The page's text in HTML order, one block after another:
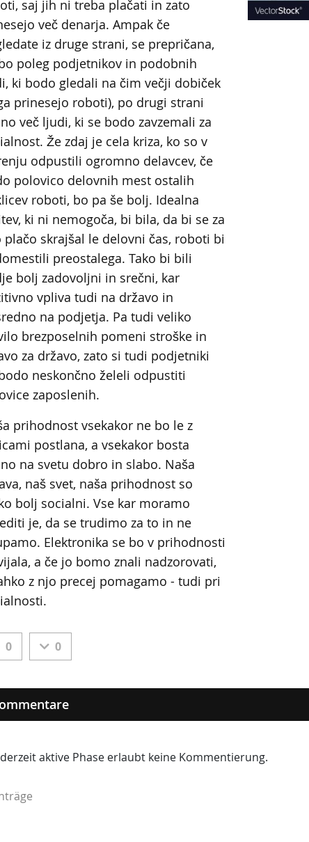
saj jih ni treba plačati in zato
več denarja. Ampak če
iz druge strani, se prepričana,
poleg podjetnikov in podobnih
ki bodo gledali na čim večji dobiček
prinesejo roboti), po drugi strani
več ljudi, ki se bodo zavzemali za
Že zdaj je cela kriza, ko so v
odpustili ogromno delavcev, če
polovico delovnih mest ostalih
roboti, bo pa še bolj. Idealna
ki ni nemogoča, bi bila, da bi se za
plačo skrajšal le delovni čas, roboti bi
preostalega. Tako bi bili
bolj zadovoljni in srečni, kar
vpliva tudi na državo in
na podjetja. Pa tudi veliko
brezposelnih pomeni stroške in
za državo, zato si tudi podjetniki
neskončno želeli odpustiti
zaposlenih.
prihodnost vsekakor ne bo le z
postlana, a vsekakor bosta
na svetu dobro in slabo. Naša
naš svet, naša prihodnost so
bolj socialni. Vse kar moramo
je, da se trudimo za to in ne
Elektronika se bo v prihodnosti
a če jo bomo znali nadzorovati,
z njo precej pomagamo - tudi pri
0 0
aktive Phase erlaubt keine Kommentierung.